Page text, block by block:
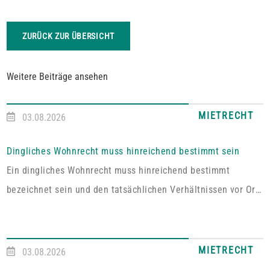
ZURÜCK ZUR ÜBERSICHT
Weitere Beiträge ansehen
03.08.2026 MIETRECHT
Dingliches Wohnrecht muss hinreichend bestimmt sein
Ein dingliches Wohnrecht muss hinreichend bestimmt
bezeichnet sein und den tatsächlichen Verhältnissen vor Ort
Oberlandesgericht Zweibrücken entschiedenen Fall umfasste
03.08.2026 MIETRECHT